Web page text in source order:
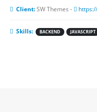
Client:SW Themes -
Skills: BACKEND JAVASCRIPT